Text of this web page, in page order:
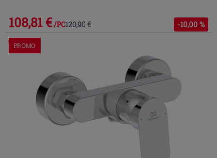
108,81 € /PC120,90 € -10,00 %
Commandable en magasin ou via le service client
PROMO